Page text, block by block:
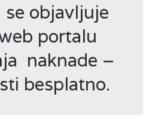
objavljuje
portalu
naknade –
besplatno.